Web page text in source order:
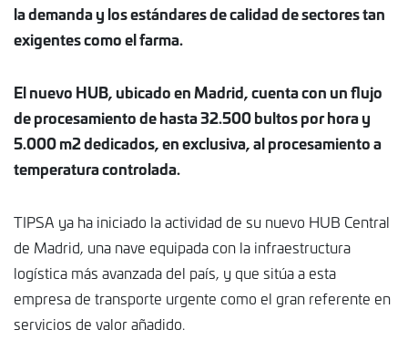
la demanda y los estándares de calidad de sectores tan
exigentes como el farma.
El nuevo HUB, ubicado en Madrid, cuenta con un flujo
de procesamiento de hasta 32.500 bultos por hora y
5.000 m2 dedicados, en exclusiva, al procesamiento a
temperatura controlada.
TIPSA ya ha iniciado la actividad de su nuevo HUB Central
de Madrid, una nave equipada con la infraestructura
logística más avanzada del país, y que sitúa a esta
empresa de transporte urgente como el gran referente en
servicios de valor añadido.